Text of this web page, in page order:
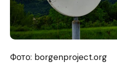
Фото: borgenproject.org